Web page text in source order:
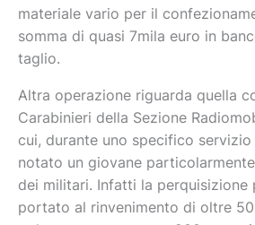
materiale vario per il
somma di quasi 7mila euro in
taglio.
Altra operazione riguarda quella
Carabinieri della Sezione
cui, durante uno specifico
notato un giovane
dei militari. Infatti la perquisizione
portato al rinvenimento di oltre